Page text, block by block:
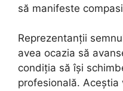
să manifeste
Reprezentanții
avea ocazia să
condiția să își
profesională.